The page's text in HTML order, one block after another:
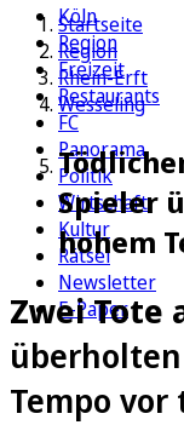
Köln
Region
Freizeit
Restaurants
FC
Panorama
Politik
Wirtschaft
Kultur
Rätsel
Newsletter
E-Paper
Startseite
Region
Rhein-Erft
Wesseling
Spieler
hohem
Zwei Tote
Tempo